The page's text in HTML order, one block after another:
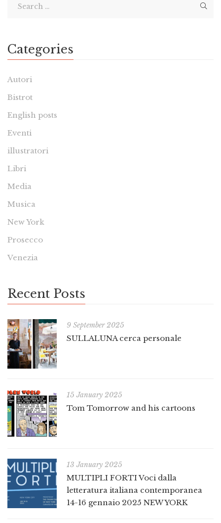
Categories
Autori
Bistrot
English posts
Eventi
illustratori
Libri
Media
Musica
New York
Prosecco
Venezia
Recent Posts
9 September 2025
SULLALUNA cerca personale
15 January 2025
Tom Tomorrow and his cartoons
13 January 2025
MULTIPLI FORTI Voci dalla
letteratura italiana contemporanea
14-16 gennaio 2025 NEW YORK